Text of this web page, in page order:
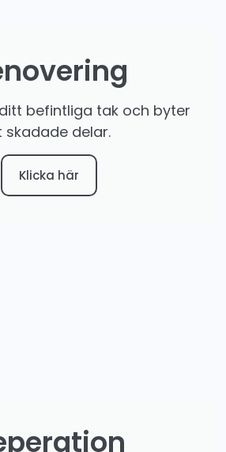
befintliga tak och byter
skadade delar.
Klicka här